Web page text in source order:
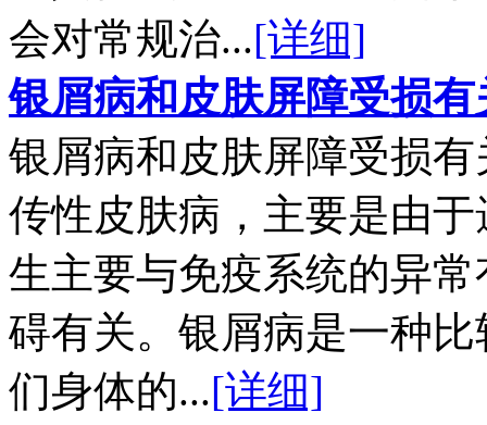
会对常规治...[详细]
银屑病和皮肤屏障受损有
银屑病和皮肤屏障受损
传性皮肤病，主要是由
生主要与免疫系统的异
碍有关。银屑病是一种
们身体的...[详细]